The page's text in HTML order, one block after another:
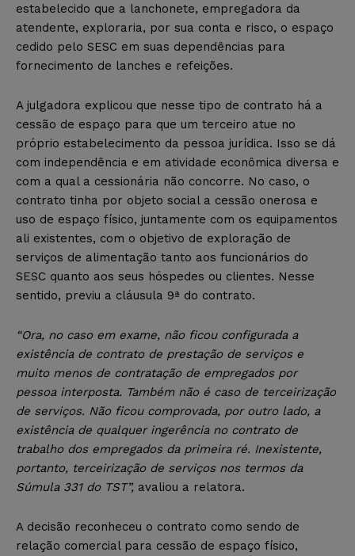
estabelecido que a lanchonete, empregadora da
atendente, exploraria, por sua conta e risco, o espaço
cedido pelo SESC em suas dependências para
fornecimento de lanches e refeições.
A julgadora explicou que nesse tipo de contrato há a
cessão de espaço para que um terceiro atue no
próprio estabelecimento da pessoa jurídica. Isso se dá
com independência e em atividade econômica diversa e
com a qual a cessionária não concorre. No caso, o
contrato tinha por objeto social a cessão onerosa e
uso de espaço físico, juntamente com os equipamentos
ali existentes, com o objetivo de exploração de
serviços de alimentação tanto aos funcionários do
SESC quanto aos seus hóspedes ou clientes. Nesse
sentido, previu a cláusula 9ª do contrato.
“Ora, no caso em exame, não ficou configurada a
existência de contrato de prestação de serviços e
muito menos de contratação de empregados por
pessoa interposta. Também não é caso de terceirização
de serviços. Não ficou comprovada, por outro lado, a
existência de qualquer ingerência no contrato de
trabalho dos empregados da primeira ré. Inexistente,
portanto, terceirização de serviços nos termos da
Súmula 331 do TST”, avaliou a relatora.
A decisão reconheceu o contrato como sendo de
relação comercial para cessão de espaço físico,